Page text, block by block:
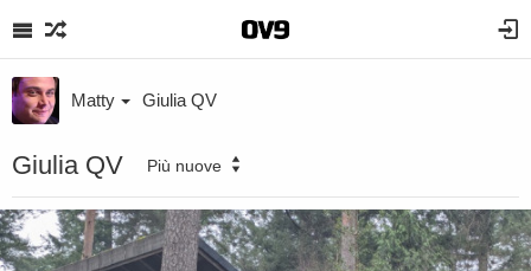
Matty Giulia QV
Giulia QV Più nuove